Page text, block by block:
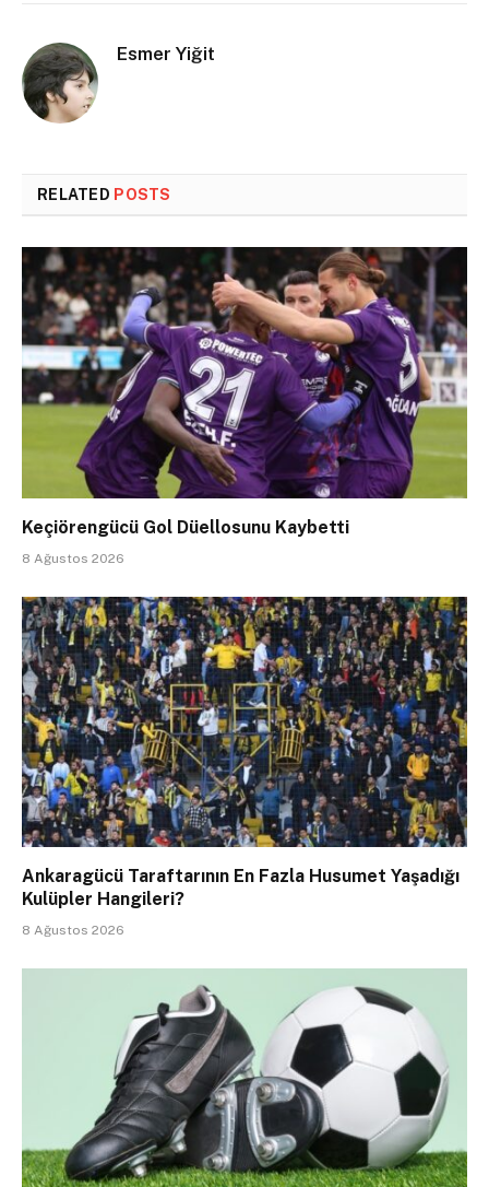
Esmer Yiğit
RELATED POSTS
Keçiörengücü Gol Düellosunu Kaybetti
8 Ağustos 2026
Ankaragücü Taraftarının En Fazla Husumet Yaşadığı
Kulüpler Hangileri?
8 Ağustos 2026